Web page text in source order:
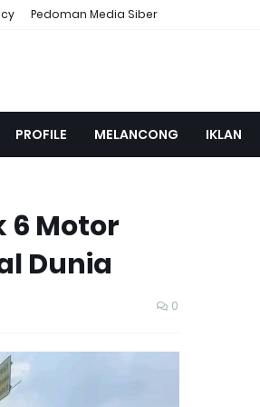
Pedoman Media Siber
PROFILE MELANCONG IKLAN
6 Motor
Dunia
0